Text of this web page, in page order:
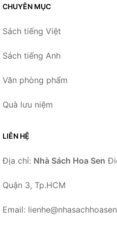
CHUYÊN MỤC
Sách tiếng Việt
Sách tiếng Anh
Văn phòng phẩm
Quà lưu niệm
LIÊN HỆ
Địa chỉ: Nhà Sách Hoa Sen
Quận 3, Tp.HCM
Email: